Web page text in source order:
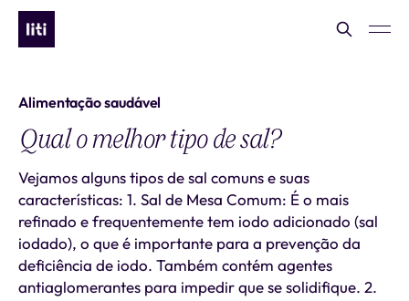
Alimentação saudável
Qual o melhor tipo de sal?
Vejamos alguns tipos de sal comuns e suas
características: 1. Sal de Mesa Comum: É o mais
refinado e frequentemente tem iodo adicionado (sal
iodado), o que é importante para a prevenção da
deficiência de iodo. Também contém agentes
antiaglomerantes para impedir que se solidifique. 2.